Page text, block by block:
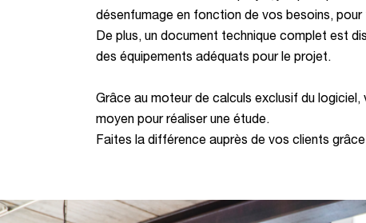
désenfumage en fonction de vos besoins, pour
De plus, un document technique complet est
des équipements adéquats pour le projet.
Grâce au moteur de calculs exclusif du logiciel,
moyen pour réaliser une étude.
Faites la différence auprès de vos clients